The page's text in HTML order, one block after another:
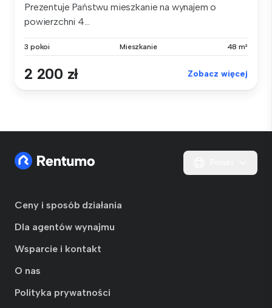
Prezentuje Państwu mieszkanie na wynajem o
powierzchni 4...
3 pokoi Mieszkanie 48 m²
2 200 zł Zobacz więcej
Ceny i sposób działania
Dla agentów wynajmu
Wsparcie i kontakt
O nas
Polityka prywatności